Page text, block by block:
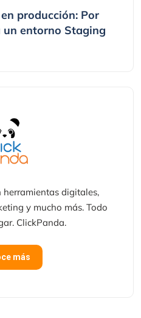
producción: Por
entorno Staging
herramientas digitales,
y mucho más. Todo
ClickPanda.
más